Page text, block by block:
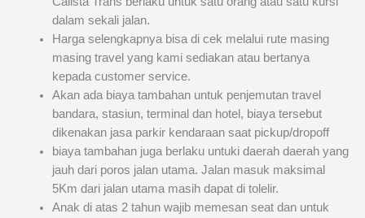
dalam sekali jalan.
Harga selengkapnya bisa di cek melalui rute masing
masing travel yang kami sediakan atau bertanya
kepada customer service.
Akan ada biaya tambahan untuk penjemutan travel
bandara, stasiun, terminal dan hotel, biaya tersebut
dikenakan jasa parkir kendaraan saat pickup/dropoff
biaya tambahan juga berlaku untuki daerah daerah yang
jauh dari poros jalan utama. Jalan masuk maksimal
5Km dari jalan utama masih dapat di tolelir.
Anak di atas 2 tahun wajib memesan seat dan untuk